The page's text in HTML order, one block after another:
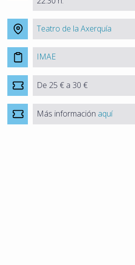
Teatro de la Axerquía
IMAE
De 25 € a 30 €
Más información aquí